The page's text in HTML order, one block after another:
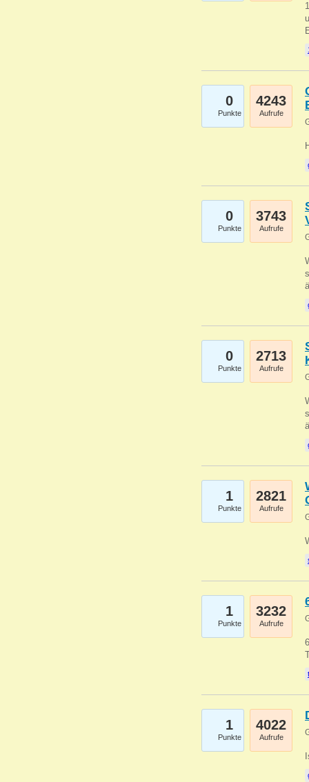
0
Punkte
4243
Aufrufe
0
Punkte
3743
Aufrufe
0
Punkte
2713
Aufrufe
1
Punkte
2821
Aufrufe
1
Punkte
3232
Aufrufe
1
Punkte
4022
Aufrufe